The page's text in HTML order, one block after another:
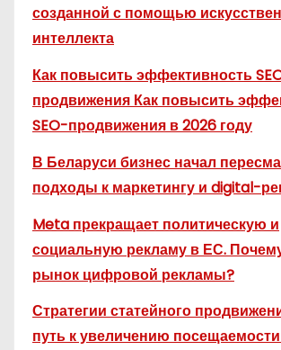
созданной с помощью
интеллекта
Как повысить эффективность
продвижения Как повысить
SEO-продвижения в 2026 году
В Беларуси бизнес начал
подходы к маркетингу и digital-
Meta прекращает политическую и
социальную рекламу в ЕС.
рынок цифровой рекламы?
Стратегии статейного
путь к увеличению